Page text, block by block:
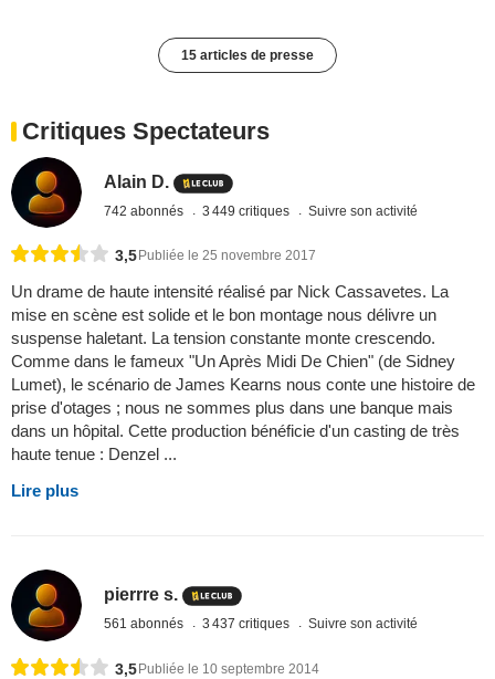
15 articles de presse
Critiques Spectateurs
Alain D.
742 abonnés 3 449 critiques Suivre son activité
3,5 Publiée le 25 novembre 2017
Un drame de haute intensité réalisé par Nick Cassavetes. La
mise en scène est solide et le bon montage nous délivre un
suspense haletant. La tension constante monte crescendo.
Comme dans le fameux "Un Après Midi De Chien" (de Sidney
Lumet), le scénario de James Kearns nous conte une histoire de
prise d'otages ; nous ne sommes plus dans une banque mais
dans un hôpital. Cette production bénéficie d'un casting de très
haute tenue : Denzel ...
Lire plus
pierrre s.
561 abonnés 3 437 critiques Suivre son activité
3,5Publiée le 10 septembre 2014